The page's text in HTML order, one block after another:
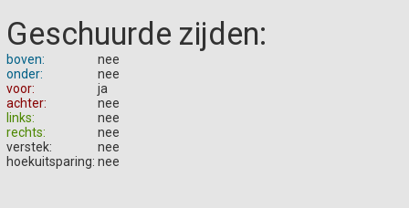
Geschuurde zijden:
boven:
nee
onder:
nee
voor:
ja
achter:
nee
links:
nee
rechts:
nee
verstek:
nee
hoekuitsparing: nee